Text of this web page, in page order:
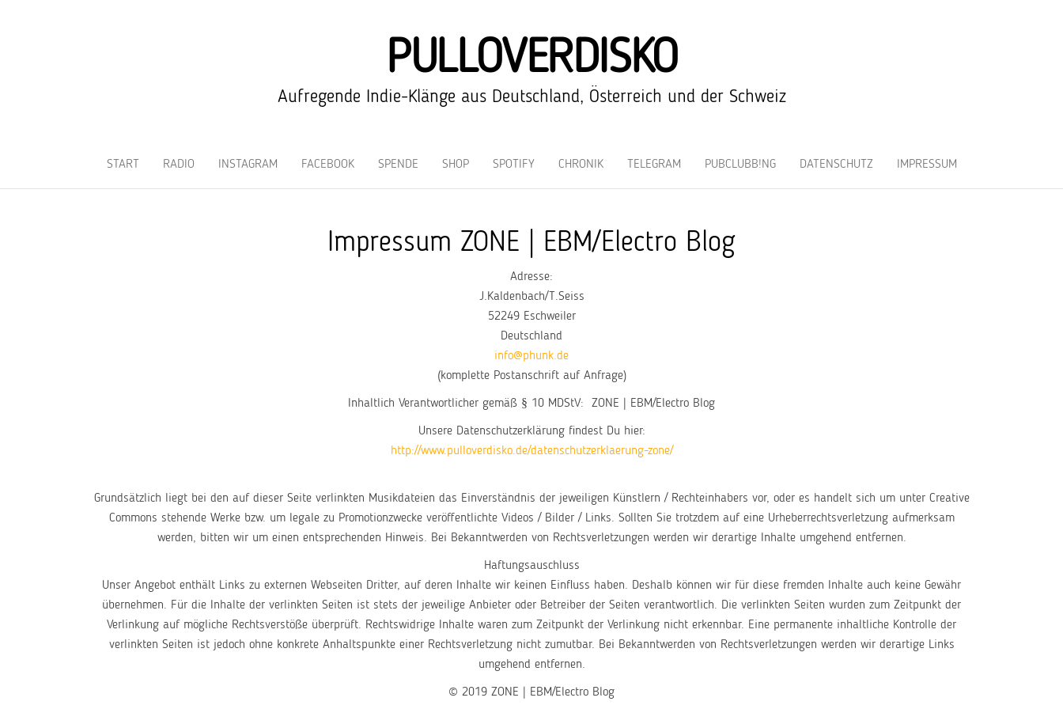
PULLOVERDISKO
Aufregende Indie-Klänge aus Deutschland, Österreich und der Schweiz
START RADIO INSTAGRAM FACEBOOK SPENDE SHOP SPOTIFY CHRONIK TELEGRAM PUBCLUBB!NG DATENSCHUTZ IMPRESSUM
Impressum ZONE | EBM/Electro Blog
Adresse:
J.Kaldenbach/T.Seiss
52249 Eschweiler
Deutschland
info@phunk.de
(komplette Postanschrift auf Anfrage)
Inhaltlich Verantwortlicher gemäß § 10 MDStV: ZONE | EBM/Electro Blog
Unsere Datenschutzerklärung findest Du hier:
http://www.pulloverdisko.de/datenschutzerklaerung-zone/
Grundsätzlich liegt bei den auf dieser Seite verlinkten Musikdateien das Einverständnis der jeweiligen Künstlern / Rechteinhabers vor, oder es handelt sich um unter Creative
Commons stehende Werke bzw. um legale zu Promotionzwecke veröffentlichte Videos / Bilder / Links. Sollten Sie trotzdem auf eine Urheberrechtsverletzung aufmerksam
werden, bitten wir um einen entsprechenden Hinweis. Bei Bekanntwerden von Rechtsverletzungen werden wir derartige Inhalte umgehend entfernen.
Haftungsauschluss
Unser Angebot enthält Links zu externen Webseiten Dritter, auf deren Inhalte wir keinen Einfluss haben. Deshalb können wir für diese fremden Inhalte auch keine Gewähr
übernehmen. Für die Inhalte der verlinkten Seiten ist stets der jeweilige Anbieter oder Betreiber der Seiten verantwortlich. Die verlinkten Seiten wurden zum Zeitpunkt der
Verlinkung auf mögliche Rechtsverstöße überprüft. Rechtswidrige Inhalte waren zum Zeitpunkt der Verlinkung nicht erkennbar. Eine permanente inhaltliche Kontrolle der
verlinkten Seiten ist jedoch ohne konkrete Anhaltspunkte einer Rechtsverletzung nicht zumutbar. Bei Bekanntwerden von Rechtsverletzungen werden wir derartige Links
umgehend entfernen.
© 2019 ZONE | EBM/Electro Blog